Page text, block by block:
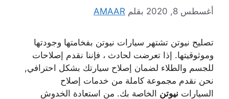
أغسطس 8, 2020 بقلم AMAAR
تصليح نيوتن تشتهر سيارات نيوتن بفخامتها وجودتها
وموثوقيتها. إذا تعرضت لحادث ، فإننا نقدم إصلاحات
للجسم والطلاء لضمان إصلاح سيارتك بشكل احترافي,
نحن نقدم مجموعة كاملة من خدمات إصلاح
السيارات نيوتن الخاصة بك. من استعادة الخدوش